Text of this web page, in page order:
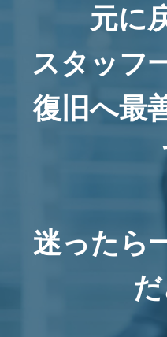
元に
スタッフ
復旧へ最
迷ったら